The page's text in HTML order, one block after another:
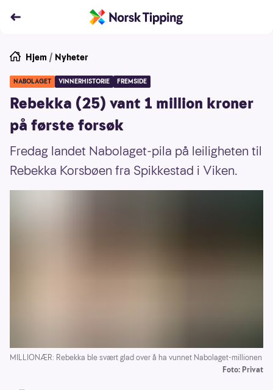
Hjem / Nyheter
NABOLAGET VINNERHISTORIE FREMSIDE
Rebekka (25) vant 1 million kroner
på første forsøk
Fredag landet Nabolaget-pila på leiligheten til
Rebekka Korsbøen fra Spikkestad i Viken.
MILLIONÆR: Rebekka ble svært glad over å ha vunnet Nabolaget-millionen
Foto: Privat